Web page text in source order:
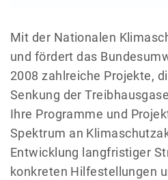
Mit der Nationalen
und fördert das
2008 zahlreiche Projekte,
Senkung der
Ihre Programme und
Spektrum an
Entwicklung langfristiger
konkreten Hilfestellungen